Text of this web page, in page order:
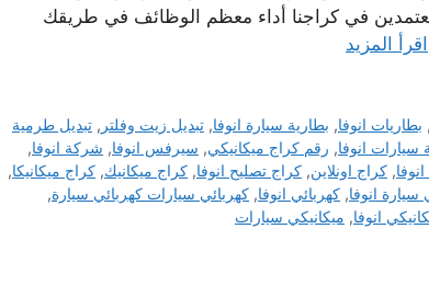
في كراجنا أداء معظم الوظائف في طريقك
اقرأ المزيد
, بطاريات انوفا, بطارية سيارة انوفا,تبديل زيت وفلتر ,تبديل طرمية
سيارات انوفا, رقم كراج ميكانيكي, سيرفس انوفا, شركة انوفا,
, كراج اونلاين, كراج تصليح انوفا, كراج ميكانيك, كراج ميكانيكا,
سيارة انوفا, كهربائي انوفا, كهربائي سيارات كهربائي سيارة,
انوفا, ميكانيكي سيارات